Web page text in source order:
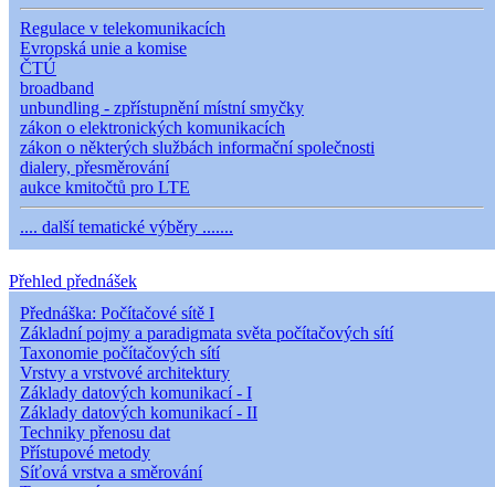
Regulace v telekomunikacích
Evropská unie a komise
ČTÚ
broadband
unbundling - zpřístupnění místní smyčky
zákon o elektronických komunikacích
zákon o některých službách informační společnosti
dialery, přesměrování
aukce kmitočtů pro LTE
.... další tematické výběry .......
Přehled přednášek
Přednáška: Počítačové sítě I
Základní pojmy a paradigmata světa počítačových sítí
Taxonomie počítačových sítí
Vrstvy a vrstvové architektury
Základy datových komunikací - I
Základy datových komunikací - II
Techniky přenosu dat
Přístupové metody
Síťová vrstva a směrování